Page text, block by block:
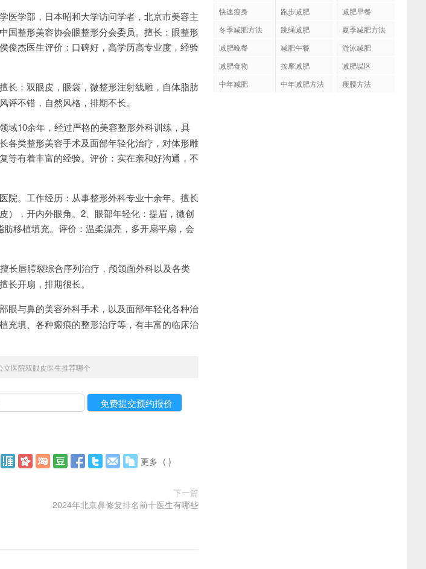
医学部，日本昭和大学访问学者，北京市美容主
国整形美容协会眼整形分会委员。擅长：眼整形
俊杰医生评价：口碑好，高学历高专业度，经验
长：双眼皮，眼袋，微整形注射线雕，自体脂肪
不错，自然风格，排期不长。
域10余年，经过严格的美容整形外科训练，具
各类整形美容手术及面部年轻化治疗，对体形雕
等有着丰富的经验。评价：实在亲和好沟通，不
院。工作经历：从事整形外科专业十余年。擅长
），开内外眼角。2、眼部年轻化：提眉，微创
移植填充。评价：温柔漂亮，多开扇平扇，会
长唇腭裂综合序列治疗，颅颌面外科以及各类
开扇，排期很长。
眼与鼻的美容外科手术，以及面部年轻化各种治
充填、各种瘢痕的整形治疗等，有丰富的临床治
立医院双眼皮医生推荐哪个
更多 ( )
下一篇
2024年北京鼻修复排名前十医生有哪些
快速瘦身
跑步减肥
减肥早餐
冬季减肥方法
跳绳减肥
夏季减肥方法
减肥晚餐
减肥午餐
游泳减肥
减肥食物
按摩减肥
减肥误区
中年减肥
中年减肥方法 瘦腰方法